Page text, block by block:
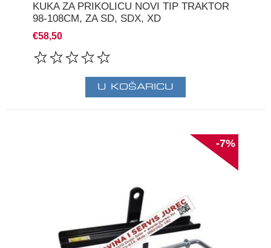
KUKA ZA PRIKOLICU NOVI TIP TRAKTOR
98-108CM, ZA SD, SDX, XD
€58,50
-7%